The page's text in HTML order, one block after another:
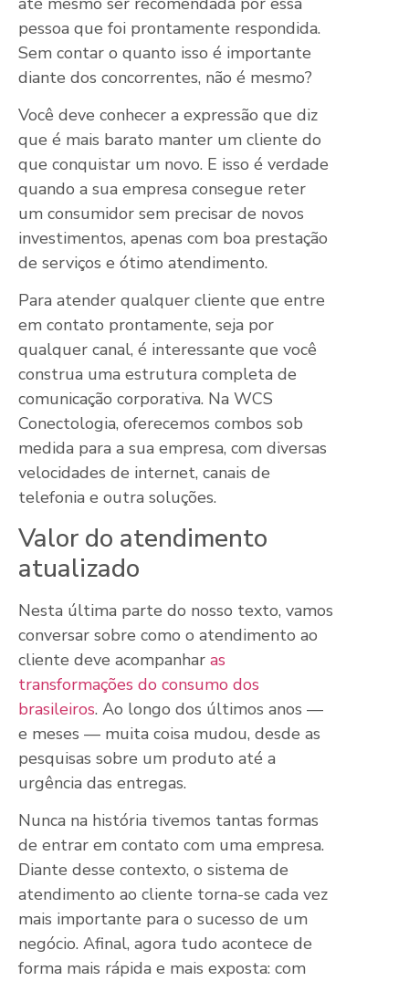
pessoa que foi prontamente respondida.
Sem contar o quanto isso é importante
diante dos concorrentes, não é mesmo?
Você deve conhecer a expressão que diz
que é mais barato manter um cliente do
que conquistar um novo. E isso é verdade
quando a sua empresa consegue reter
um consumidor sem precisar de novos
investimentos, apenas com boa prestação
de serviços e ótimo atendimento.
Para atender qualquer cliente que entre
em contato prontamente, seja por
qualquer canal, é interessante que você
construa uma estrutura completa de
comunicação corporativa. Na WCS
Conectologia, oferecemos combos sob
medida para a sua empresa, com diversas
velocidades de internet, canais de
telefonia e outra soluções.
Valor do atendimento
atualizado
Nesta última parte do nosso texto, vamos
conversar sobre como o atendimento ao
cliente deve acompanhar as
transformações do consumo dos
brasileiros. Ao longo dos últimos anos —
e meses — muita coisa mudou, desde as
pesquisas sobre um produto até a
urgência das entregas.
Nunca na história tivemos tantas formas
de entrar em contato com uma empresa.
Diante desse contexto, o sistema de
atendimento ao cliente torna-se cada vez
mais importante para o sucesso de um
negócio. Afinal, agora tudo acontece de
forma mais rápida e mais exposta: com